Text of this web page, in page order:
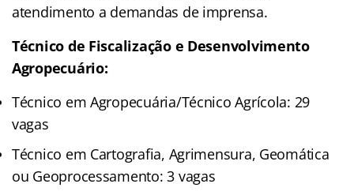
atendimento a demandas de imprensa.
Técnico de Fiscalização e Desenvolvimento
Agropecuário:
Técnico em Agropecuária/Técnico Agrícola: 29
vagas
Técnico em Cartografia, Agrimensura, Geomática
ou Geoprocessamento: 3 vagas